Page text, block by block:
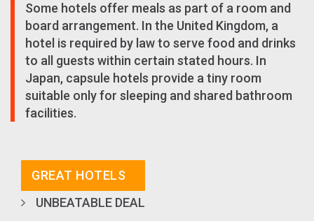
Some hotels offer meals as part of a room and
board arrangement. In the United Kingdom, a
hotel is required by law to serve food and drinks
to all guests within certain stated hours. In
Japan, capsule hotels provide a tiny room
suitable only for sleeping and shared bathroom
facilities.
GREAT HOTELS
UNBEATABLE DEAL